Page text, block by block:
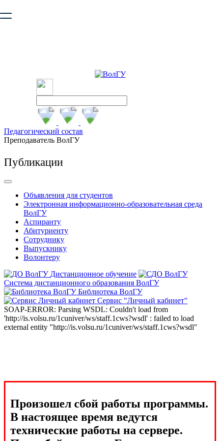
безопасную работу с сайтом. Пожалуйста
Педагогический состав
Преподаватель ВолГУ
Публикации
Объявления для студентов
Электронная информационно-образовательная среда
ВолГУ
Аспиранту
Абитуриенту
Сотруднику
Выпускнику
Волонтеру
Дистанционное обучение
Система дистанционного образования ВолГУ
Библиотека ВолГУ
Сервис "Личный кабинет"
SOAP-ERROR: Parsing WSDL: Couldn't load from
'http://is.volsu.ru/1cuniver/ws/staff.1cws?wsdl' : failed to load
external entity "http://is.volsu.ru/1cuniver/ws/staff.1cws?wsdl"
Произошел сбой работы программы.
В настоящее время ведутся
технические работы на сервере.